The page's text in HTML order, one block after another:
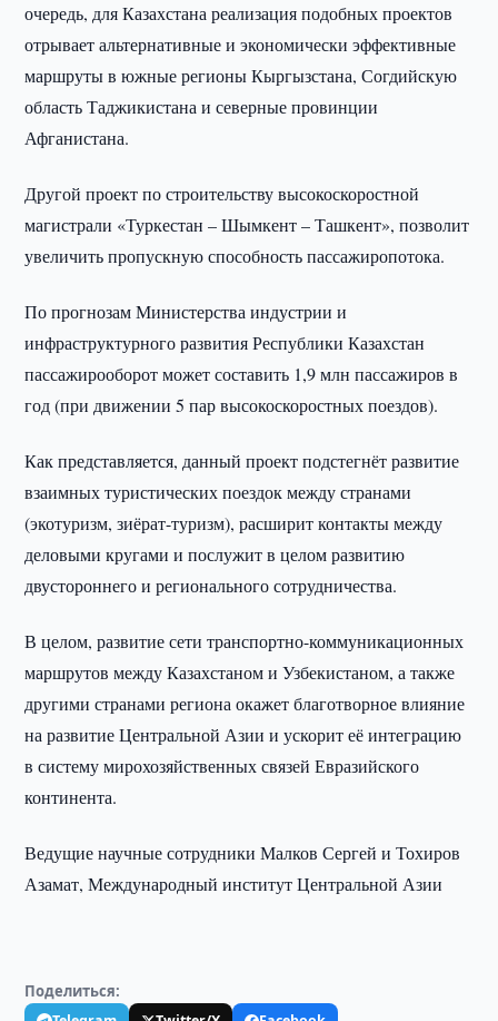
очередь, для Казахстана реализация подобных проектов
отрывает альтернативные и экономически эффективные
маршруты в южные регионы Кыргызстана, Согдийскую
область Таджикистана и северные провинции
Афганистана.
Другой проект по строительству высокоскоростной
магистрали «Туркестан – Шымкент – Ташкент», позволит
увеличить пропускную способность пассажиропотока.
По прогнозам Министерства индустрии и
инфраструктурного развития Республики Казахстан
пассажирооборот может составить 1,9 млн пассажиров в
год (при движении 5 пар высокоскоростных поездов).
Как представляется, данный проект подстегнёт развитие
взаимных туристических поездок между странами
(экотуризм, зиёрат-туризм), расширит контакты между
деловыми кругами и послужит в целом развитию
двустороннего и регионального сотрудничества.
В целом, развитие сети транспортно-коммуникационных
маршрутов между Казахстаном и Узбекистаном, а также
другими странами региона окажет благотворное влияние
на развитие Центральной Азии и ускорит её интеграцию
в систему мирохозяйственных связей Евразийского
континента.
Ведущие научные сотрудники Малков Сергей и Тохиров
Азамат, Международный институт Центральной Азии
Поделиться: